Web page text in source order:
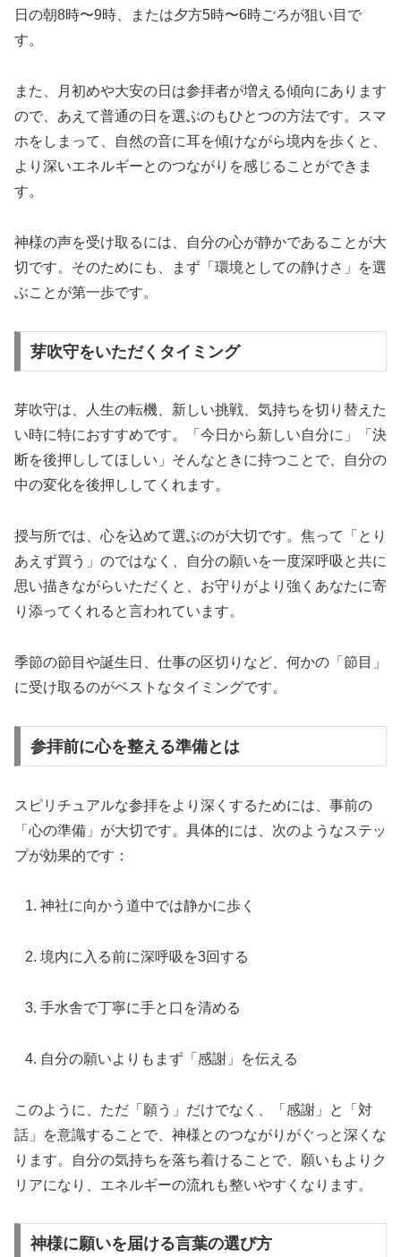
日の朝8時〜9時、または夕方5時〜6時ごろが狙い目で
す。
また、月初めや大安の日は参拝者が増える傾向にあります
ので、あえて普通の日を選ぶのもひとつの方法です。スマ
ホをしまって、自然の音に耳を傾けながら境内を歩くと、
より深いエネルギーとのつながりを感じることができま
す。
神様の声を受け取るには、自分の心が静かであることが大
切です。そのためにも、まず「環境としての静けさ」を選
ぶことが第一歩です。
芽吹守をいただくタイミング
芽吹守は、人生の転機、新しい挑戦、気持ちを切り替えた
い時に特におすすめです。「今日から新しい自分に」「決
断を後押ししてほしい」そんなときに持つことで、自分の
中の変化を後押ししてくれます。
授与所では、心を込めて選ぶのが大切です。焦って「とり
あえず買う」のではなく、自分の願いを一度深呼吸と共に
思い描きながらいただくと、お守りがより強くあなたに寄
り添ってくれると言われています。
季節の節目や誕生日、仕事の区切りなど、何かの「節目」
に受け取るのがベストなタイミングです。
参拝前に心を整える準備とは
スピリチュアルな参拝をより深くするためには、事前の
「心の準備」が大切です。具体的には、次のようなステッ
プが効果的です：
神社に向かう道中では静かに歩く
境内に入る前に深呼吸を3回する
手水舎で丁寧に手と口を清める
自分の願いよりもまず「感謝」を伝える
このように、ただ「願う」だけでなく、「感謝」と「対
話」を意識することで、神様とのつながりがぐっと深くな
ります。自分の気持ちを落ち着けることで、願いもよりク
リアになり、エネルギーの流れも整いやすくなります。
神様に願いを届ける言葉の選び方